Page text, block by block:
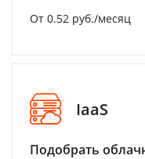
От 0.52 руб./месяц
IaaS
Подобрать